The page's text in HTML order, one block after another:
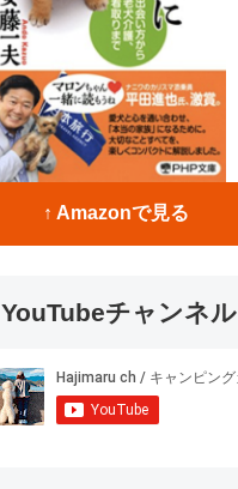
↑ Amazonで見る
YouTubeチャンネル